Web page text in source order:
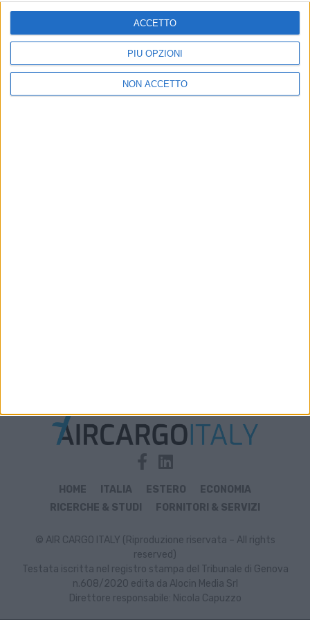
PIÙ OPZIONI
NON ACCETTO
ACCETTO
Dichiaro di aver letto e compreso l'informativa sulla privacy e
di dare il mio consenso alla ricezione di promozioni commerciali
Vedi POLITICA SULLA PRIVACY.
HOME ITALIA ESTERO
ECONOMIA
RICERCHE & STUDI
FORNITORI & SERVIZI
© AIR CARGO ITALY (Riproduzione riservata – All rights
reserved)
Testata iscritta nel registro stampa del Tribunale di Genova
n.608/2020 edita da Alocin Media Srl
Direttore responsabile: Nicola Capuzzo